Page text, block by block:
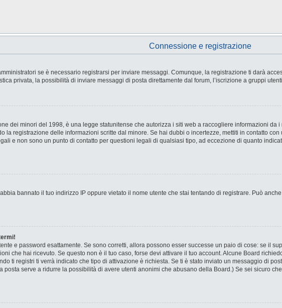
Connessione e registrazione
se è necessario registrarsi per inviare messaggi. Comunque, la registrazione ti darà
privata, la possibilità di inviare messaggi di posta direttamente dal forum, l’iscrizione a gruppi
dei minori del 1998, è una legge statunitense che autorizza i siti web a raccogliere informazioni
la registrazione delle informazioni scritte dal minore. Se hai dubbi o incertezze, mettiti in contatto
e non sono un punto di contatto per questioni legali di qualsiasi tipo, ad eccezione di quanto
bannato il tuo indirizzo IP oppure vietato il nome utente che stai tentando di registrare. Può
e password esattamente. Se sono corretti, allora possono esser successe un paio di cose: se il
che hai ricevuto. Se questo non è il tuo caso, forse devi attivare il tuo account. Alcune Board
ti registri ti verrà indicato che tipo di attivazione è richiesta. Se ti è stato inviato un messaggio di
posta serve a ridurre la possibilità di avere utenti anonimi che abusano della Board.) Se sei sicuro